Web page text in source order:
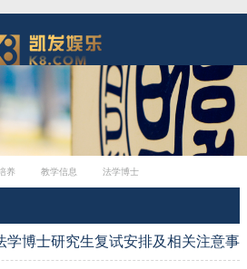
养 教学信息 法学博士
学博士研究生复试安排及相关注意事